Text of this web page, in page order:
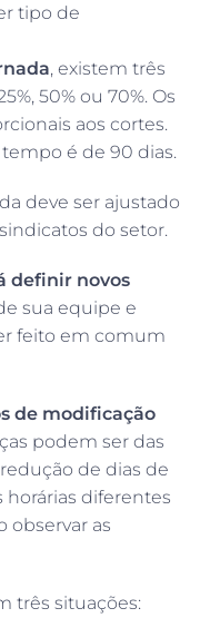
tipo de
, existem três
50% ou 70%. Os
aos cortes.
tempo é de 90 dias.
deve ser ajustado
do setor.
definir novos
sua equipe e
feito em comum
de modificação
podem ser das
de dias de
horárias diferentes
observar as
três situações: